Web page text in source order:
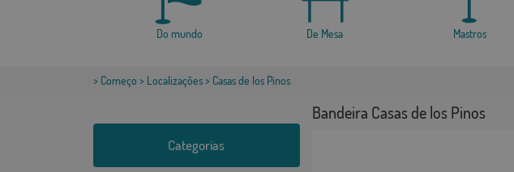
Do mundo De Mesa Mastros
> Começo > Localizações> Casas de los Pinos
Categorias
Bandeira Casas de los Pinos